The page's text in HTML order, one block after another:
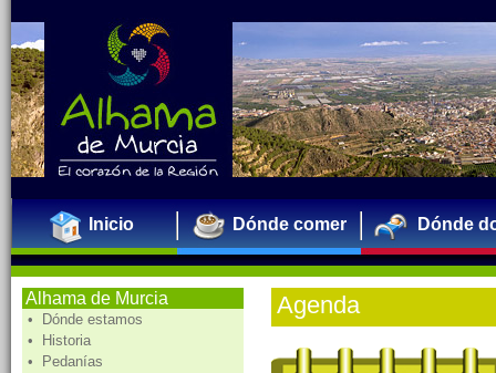
Inicio Dónde comer Dónde
Alhama de Murcia
• Dónde estamos
• Historia
• Pedanías
Agenda